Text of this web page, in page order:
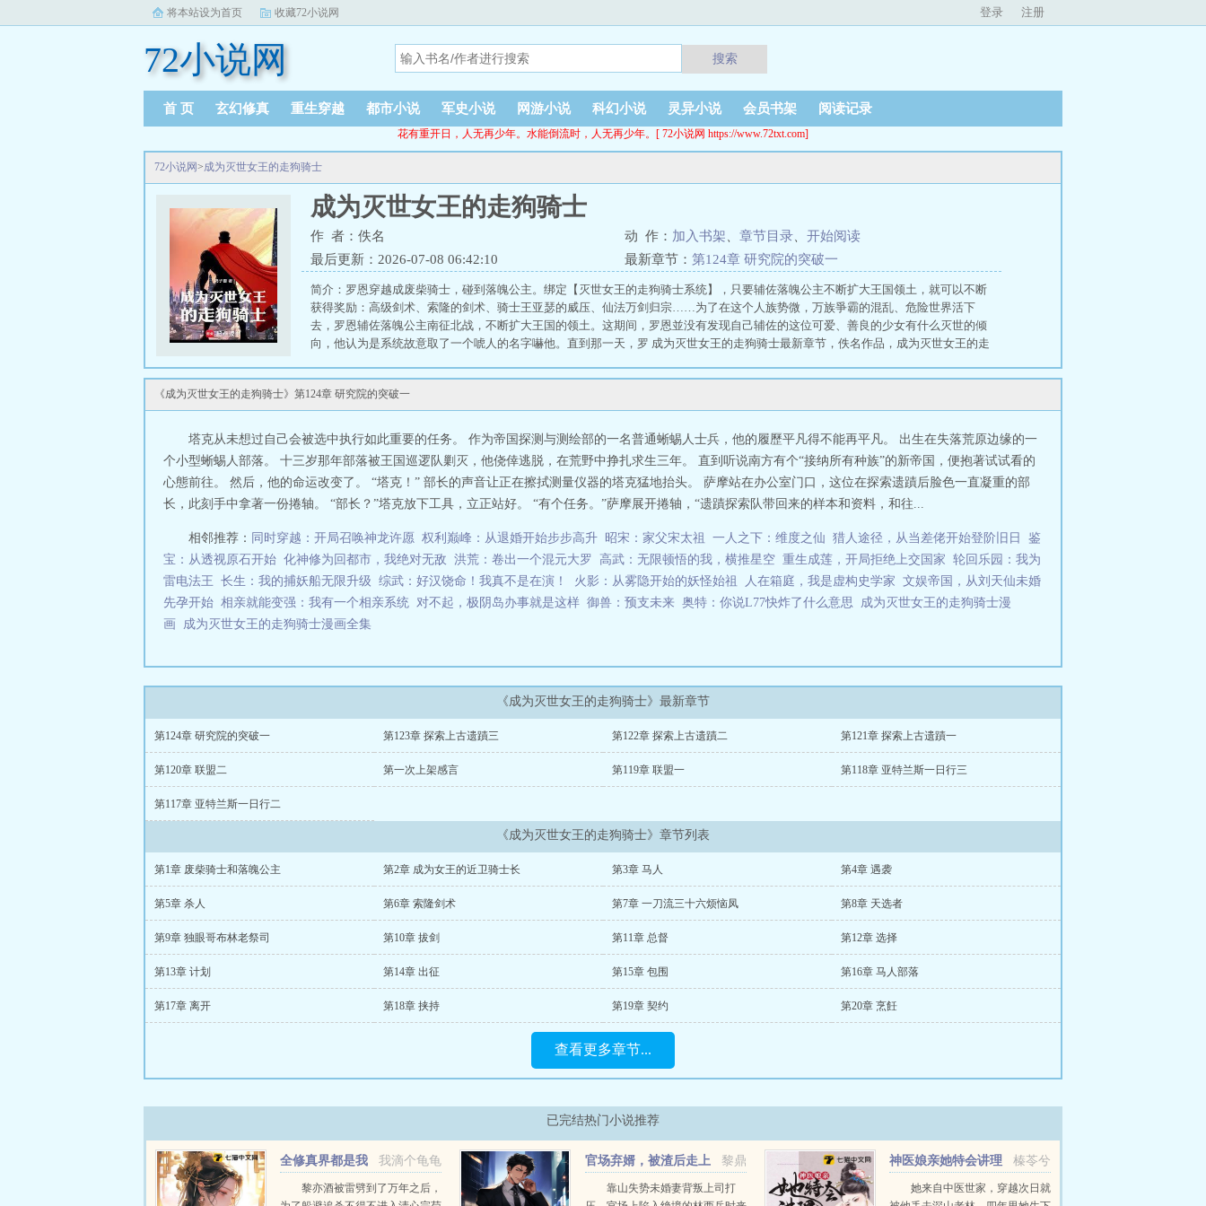
将本站设为首页 收藏72小说网 登录 注册
72小说网 搜索
首 页 玄幻修真 重生穿越 都市小说 军史小说 网游小说 科幻小说 灵异小说 会员书架 阅读记录
花有重开日，人无再少年。水能倒流时，人无再少年。[ 72小说网 https://www.72txt.com]
72小说网>成为灭世女王的走狗骑士
成为灭世女王的走狗骑士
作 者：佚名 动 作： 加入书架 章节目录
开始阅读
最后更新：2026-07-08 06:42:10
最新章节： 第124章 研究院的突破一
简介：罗恩穿越成废柴骑士，碰到落魄公主。绑定【灭世女王的走狗骑士系统】，只要辅佐落魄公主不断扩大王国领土，就可以不断
获得奖励：高级剑术、索隆的剑术、骑士王亚瑟的威压、仙法万剑归宗……为了在这个人族势微，万族爭霸的混乱、危险世界活下
去，罗恩辅佐落魄公主南征北战，不断扩大王国的领土。这期间，罗恩並没有发现自己辅佐的这位可爱、善良的少女有什么灭世的倾
向，他认为是系统故意取了一个唬人的名字嚇他。直到那一天，罗 成为灭世女王的走狗骑士最新章节，佚名作品，成为灭世女王的走
《成为灭世女王的走狗骑士》第124章 研究院的突破一
塔克从未想过自己会被选中执行如此重要的任务。 作为帝国探测与测绘部的一名普通蜥蜴人士兵，他的履歷平凡得不能再平凡。 出生在失落荒原边缘的一
个小型蜥蜴人部落。 十三岁那年部落被王国巡逻队剿灭，他侥倖逃脱，在荒野中挣扎求生三年。 直到听说南方有个“接纳所有种族”的新帝国，便抱著试试看的
心態前往。 然后，他的命运改变了。 “塔克！” 部长的声音让正在擦拭测量仪器的塔克猛地抬头。 萨摩站在办公室门口，这位在探索遗蹟后脸色一直凝重的部
长，此刻手中拿著一份捲轴。 “部长？”塔克放下工具，立正站好。 “有个任务。”萨摩展开捲轴，“遗蹟探索队带回来的样本和资料，和往...
相邻推荐： 同时穿越：开局召唤神龙许愿 权利巅峰：从退婚开始步步高升 昭宋：家父宋太祖 一人之下：维度之仙 猎人途径，从当差佬开始登阶旧日
鉴
宝：从透视原石开始 化神修为回都市，我绝对无敌 洪荒：卷出一个混元大罗 高武：无限顿悟的我，横推星空 重生成莲，开局拒绝上交国家 轮回乐园：我为
雷电法王
长生：我的捕妖船无限升级 综武：好汉饶命！我真不是在演！ 火影：从雾隐开始的妖怪始祖 人在箱庭，我是虚构史学家 文娱帝国，从刘天仙未婚
先孕开始 相亲就能变强：我有一个相亲系统 对不起，极阴岛办事就是这样 御兽：预支未来 奥特：你说L77快炸了什么意思
成为灭世女王的走狗骑士漫
画 成为灭世女王的走狗骑士漫画全集
《成为灭世女王的走狗骑士》最新章节
第124章 研究院的突破一 第123章 探索上古遗蹟三 第122章 探索上古遗蹟二 第121章 探索上古遗蹟一
第120章 联盟二 第一次上架感言 第119章 联盟一 第118章 亚特兰斯一日行三
第117章 亚特兰斯一日行二
《成为灭世女王的走狗骑士》章节列表
第1章 废柴骑士和落魄公主 第2章 成为女王的近卫骑士长 第3章 马人 第4章 遇袭
第5章 杀人 第6章 索隆剑术 第7章 一刀流三十六烦恼凤 第8章 天选者
第9章 独眼哥布林老祭司 第10章 拔剑 第11章 总督 第12章 选择
第13章 计划 第14章 出征 第15章 包围 第16章 马人部落
第17章 离开 第18章 挟持 第19章 契约 第20章 烹飪
查看更多章节...
已完结热门小说推荐
我滴个龟龟
全修真界都是我
的徒子徒孙
黎亦酒被雷劈到了万年之后，
黎鼎
官场弃婿，被渣后走上
仕途巅峰
靠山失势未婚妻背叛上司打
榛苓兮
神医娘亲她特会讲理
她来自中医世家，穿越次日就